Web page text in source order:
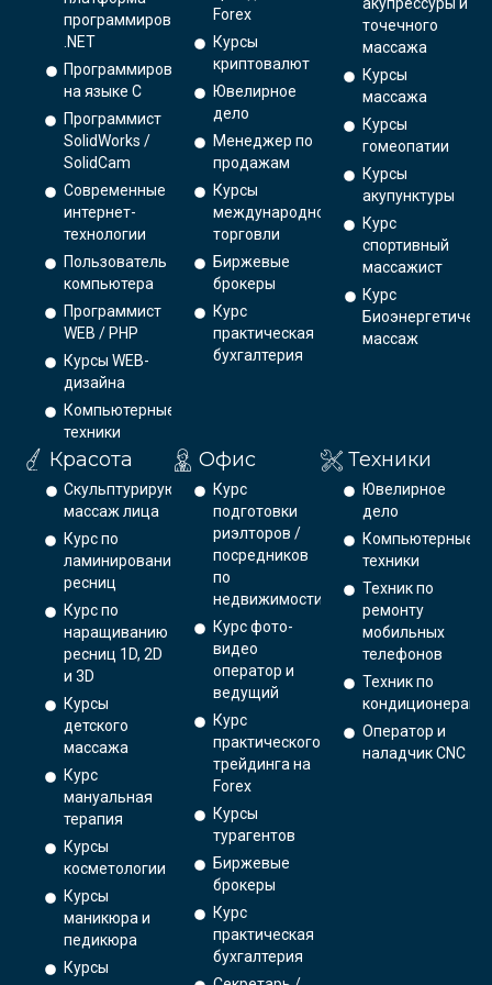
программирования
.NET
Программирование
на языке С
Программист
SolidWorks /
SolidCam
Современные
интернет-
технологии
Пользователь
компьютера
Программист
WEB / PHP
Курсы WEB-
дизайна
Компьютерные
техники
Forex
Курсы
криптовалют
Ювелирное
дело
Менеджер по
продажам
Курсы
международной
торговли
Биржевые
брокеры
Курс
практическая
бухгалтерия
акупрессуры и
точечного
массажа
Курсы
массажа
Курсы
гомеопатии
Курсы
акупунктуры
Курс
спортивный
массажист
Курс
массаж
Красота
Скульптурирующий
массаж лица
Курс по
ламинированию
ресниц
Курс по
наращиванию
ресниц 1D, 2D
и 3D
Курсы
детского
массажа
Курс
мануальная
терапия
Курсы
косметологии
Курсы
маникюра и
педикюра
Курсы
Офис
Курс
подготовки
риэлторов /
посредников
по
недвижимости
Курс фото-
видео
оператор и
ведущий
Курс
практического
трейдинга на
Forex
Курсы
турагентов
Биржевые
брокеры
Курс
практическая
бухгалтерия
Техники
Ювелирное
дело
Компьютерные
техники
Техник по
ремонту
мобильных
телефонов
Техник по
кондиционерам
Оператор и
наладчик CNC